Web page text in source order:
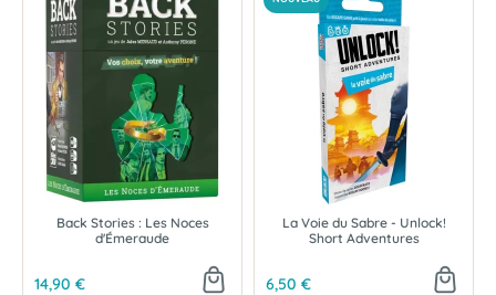
Back Stories : Les Noces
d'Émeraude
14,90 €
NOUVEAU
La Voie du Sabre - Unlock!
Short Adventures
6,50 €